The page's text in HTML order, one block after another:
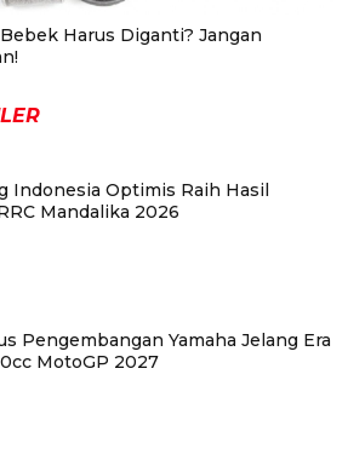
Harus Diganti? Jangan
Indonesia Optimis Raih Hasil
Mandalika 2026
Pengembangan Yamaha Jelang Era
MotoGP 2027